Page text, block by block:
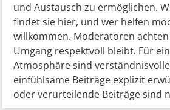
und Austausch zu ermöglichen.
findet sie hier, und wer helfen
willkommen. Moderatoren
Umgang respektvoll bleibt. Für
Atmosphäre sind
einfühlsame Beiträge explizit
oder verurteilende Beiträge sind